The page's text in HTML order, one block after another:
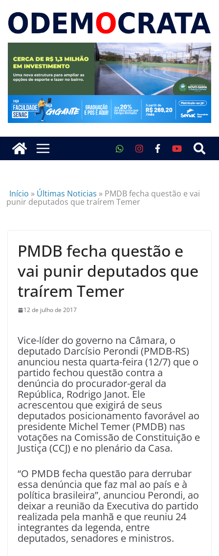
Início » Últimas Noticias » PMDB fecha questão e vai
punir deputados que traírem Temer
PMDB fecha questão e
vai punir deputados que
traírem Temer
12 de julho de 2017
Vice-líder do governo na Câmara, o
deputado Darcísio Perondi (PMDB-RS)
anunciou nesta quarta-feira (12/7) que o
partido fechou questão contra a
denúncia do procurador-geral da
República, Rodrigo Janot. Ele
acrescentou que exigirá de seus
deputados posicionamento favorável ao
presidente Michel Temer (PMDB) nas
votações na Comissão de Constituição e
Justiça (CCJ) e no plenário da Casa.
“O PMDB fecha questão para derrubar
essa denúncia que faz mal ao país e à
política brasileira”, anunciou Perondi, ao
deixar a reunião da Executiva do partido
realizada pela manhã e que reuniu 24
integrantes da legenda, entre
deputados, senadores e ministros.